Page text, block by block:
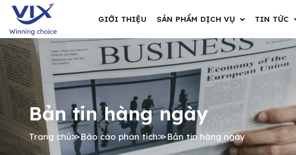
GIỚI THIỆU SẢN PHẨM DỊCH VỤ TIN TỨC
Bản tin hàng ngày
Trang chủ≫Báo cáo phân tích≫Bản tin hàng ngày